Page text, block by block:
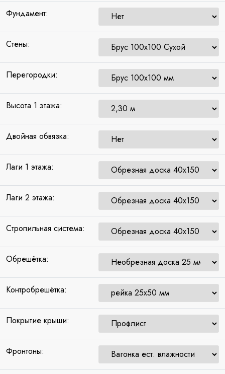
Фундамент:
Стены:
Перегородки:
Высота 1 этажа:
Двойная обвязка:
Лаги 1 этажа:
Лаги 2 этажа:
Стропильная система:
Обрешётка:
Контробрешётка:
Покрытие крыши:
Фронтоны: